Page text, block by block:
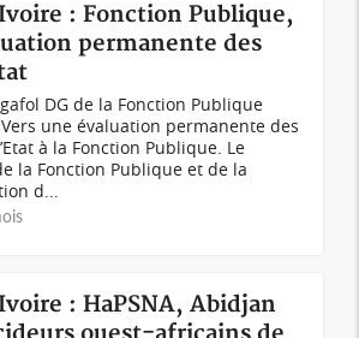
: Fonction Publique,
permanente des
DG de la Fonction Publique
une évaluation permanente des
à la Fonction Publique. Le
la Fonction Publique et de la
d...
: HaPSNA, Abidjan